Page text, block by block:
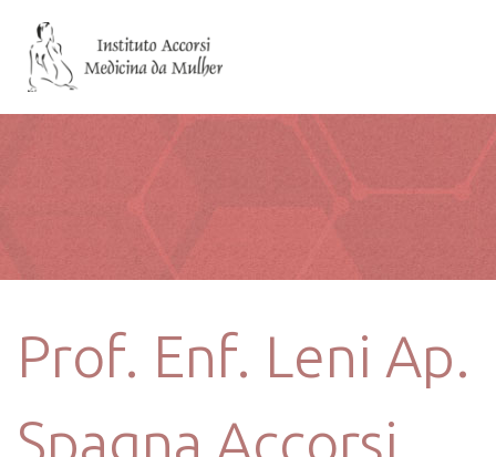
Prof. Enf. Leni Ap.
Spagna Accorsi